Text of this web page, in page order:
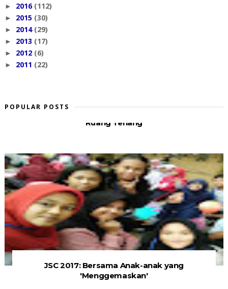
► 2016 (112)
► 2015 (30)
► 2014 (29)
► 2013 (17)
► 2012 (6)
► 2011 (22)
POPULAR POSTS
Ruang Tenang
JSC 2017: Bersama Anak-anak yang
'Menggemaskan'